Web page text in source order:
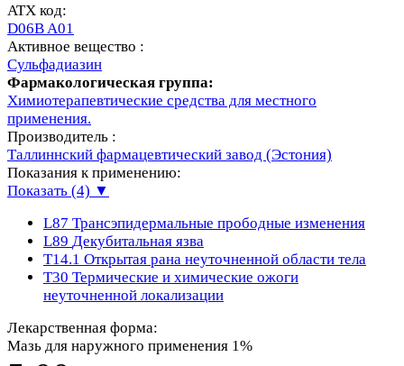
ATX код:
D06B A01
Активное вещество :
Сульфадиазин
Фармакологическая группа:
Химиотерапевтические средства для местного
применения.
Производитель :
Таллиннский фармацевтический завод (Эстония)
Показания к применению:
Показать (4) ▼
L87 Трансэпидермальные прободные изменения
L89 Декубитальная язва
T14.1 Открытая рана неуточненной области тела
T30 Термические и химические ожоги
неуточненной локализации
Лекарственная форма:
Мазь для наружного применения 1%